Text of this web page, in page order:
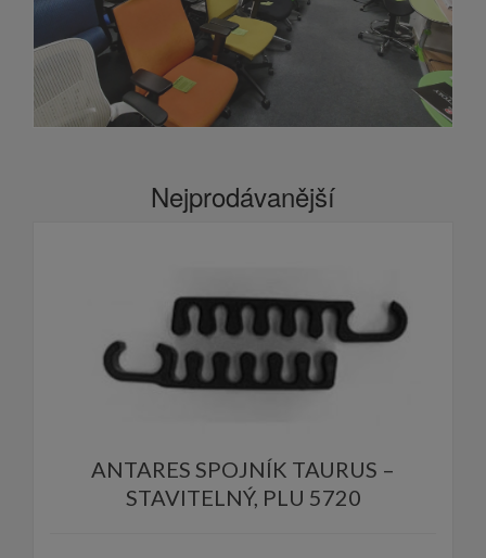
Nejprodávanější
ANTARES SPOJNÍK TAURUS –
STAVITELNÝ, PLU 5720